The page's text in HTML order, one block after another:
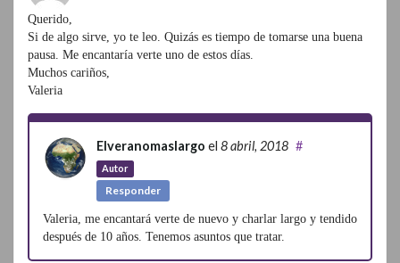
Querido,
Si de algo sirve, yo te leo. Quizás es tiempo de tomarse una buena
pausa. Me encantaría verte uno de estos días.
Muchos cariños,
Valeria
Elveranomaslargo el 8 abril, 2018
Autor
#
Responder
Valeria, me encantará verte de nuevo y charlar largo y tendido
después de 10 años. Tenemos asuntos que tratar.